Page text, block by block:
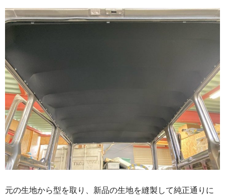
元の生地から型を取り、新品の生地を縫製して純正通りに